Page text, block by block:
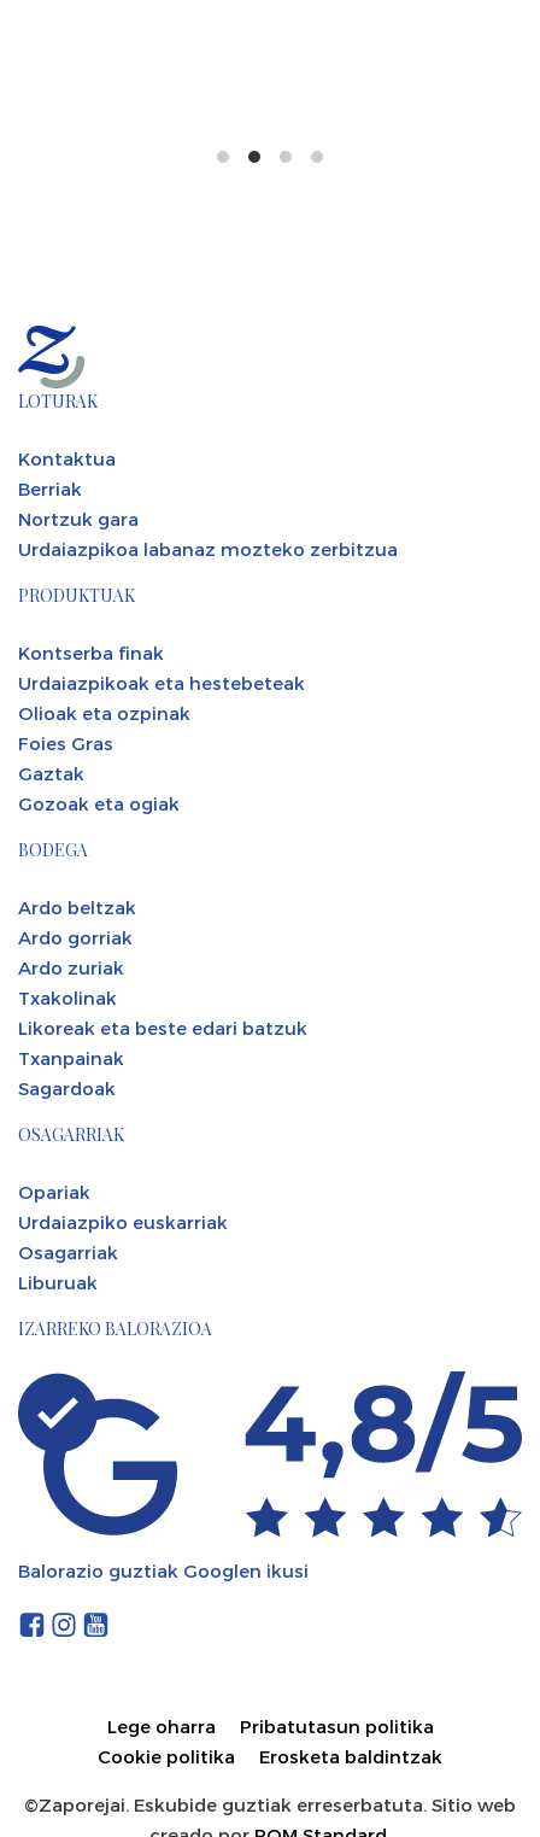
LOTURAK
Kontaktua
Berriak
Nortzuk gara
Urdaiazpikoa labanaz mozteko zerbitzua
PRODUKTUAK
Kontserba finak
Urdaiazpikoak eta hestebeteak
Olioak eta ozpinak
Foies Gras
Gaztak
Gozoak eta ogiak
BODEGA
Ardo beltzak
Ardo gorriak
Ardo zuriak
Txakolinak
Likoreak eta beste edari batzuk
Txanpainak
Sagardoak
OSAGARRIAK
Opariak
Urdaiazpiko euskarriak
Osagarriak
Liburuak
IZARREKO BALORAZIOA
Balorazio guztiak Googlen ikusi
Lege oharra
Pribatutasun politika
Cookie politika
Erosketa baldintzak
©Zaporejai. Eskubide guztiak erreserbatuta. Sitio web